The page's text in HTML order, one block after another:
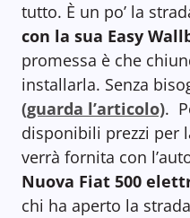
tutto. È un po’ la
con la sua Easy
promessa è che
installarla. Senza
(guarda l’articolo).
disponibili prezzi per
verrà fornita con
Nuova Fiat 500
chi ha aperto la